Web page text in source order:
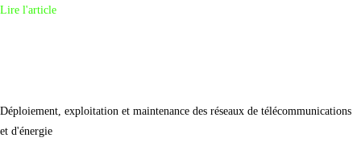
Lire l'article
Déploiement, exploitation et maintenance des réseaux de télécommunications
et d'énergie